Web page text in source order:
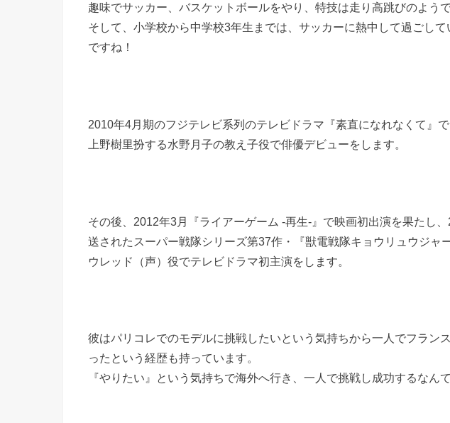
趣味でサッカー、バスケットボールをやり、特技は走り高跳びのようで
そして、小学校から中学校3年生までは、サッカーに熱中して過ごし
ですね！
2010年4月期のフジテレビ系列のテレビドラマ『素直になれなくて』で
上野樹里扮する水野月子の教え子役で俳優デビューをします。
その後、2012年3月『ライアーゲーム -再生-』で映画初出演を果たし
送されたスーパー戦隊シリーズ第37作・『獣電戦隊キョウリュウジャ
ウレッド（声）役でテレビドラマ初主演をします。
彼はパリコレでのモデルに挑戦したいという気持ちから一人でフラン
ったという経歴も持っています。
『やりたい』という気持ちで海外へ行き、一人で挑戦し成功するなん